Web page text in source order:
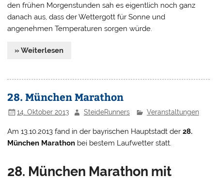
den frühen Morgenstunden sah es eigentlich noch ganz
danach aus, dass der Wettergott für Sonne und
angenehmen Temperaturen sorgen würde.
» Weiterlesen
28. München Marathon
14. Oktober 2013 SteideRunners Veranstaltungen
Am 13.10.2013 fand in der bayrischen Hauptstadt der 28.
München Marathon bei bestem Laufwetter statt.
28. München Marathon mit